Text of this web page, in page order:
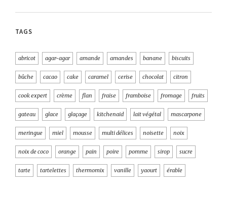
TAGS
abricot agar-agar amande amandes banane biscuits
bûche cacao cake caramel cerise chocolat citron
cook expert crème flan fraise framboise fromage fruits
gateau glace glaçage kitchenaid lait végétal mascarpone
meringue miel mousse multi délices noisette noix
noix de coco orange pain poire pomme sirop sucre
tarte tartelettes thermomix vanille yaourt érable